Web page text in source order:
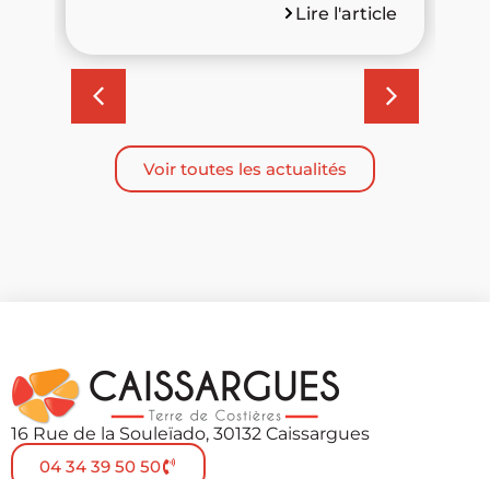
Lire l'article
Voir toutes les actualités
16 Rue de la Souleïado, 30132 Caissargues
04 34 39 50 50